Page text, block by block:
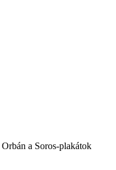
Orbán a Soros-plakátok